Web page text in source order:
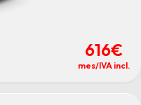
616€
mes/IVA incl.